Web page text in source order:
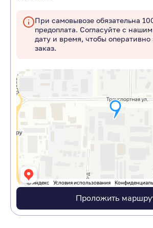
При самовывозе обязательна
предоплата. Согласуйте с
дату и время, чтобы оперативно
заказ.
Проложить